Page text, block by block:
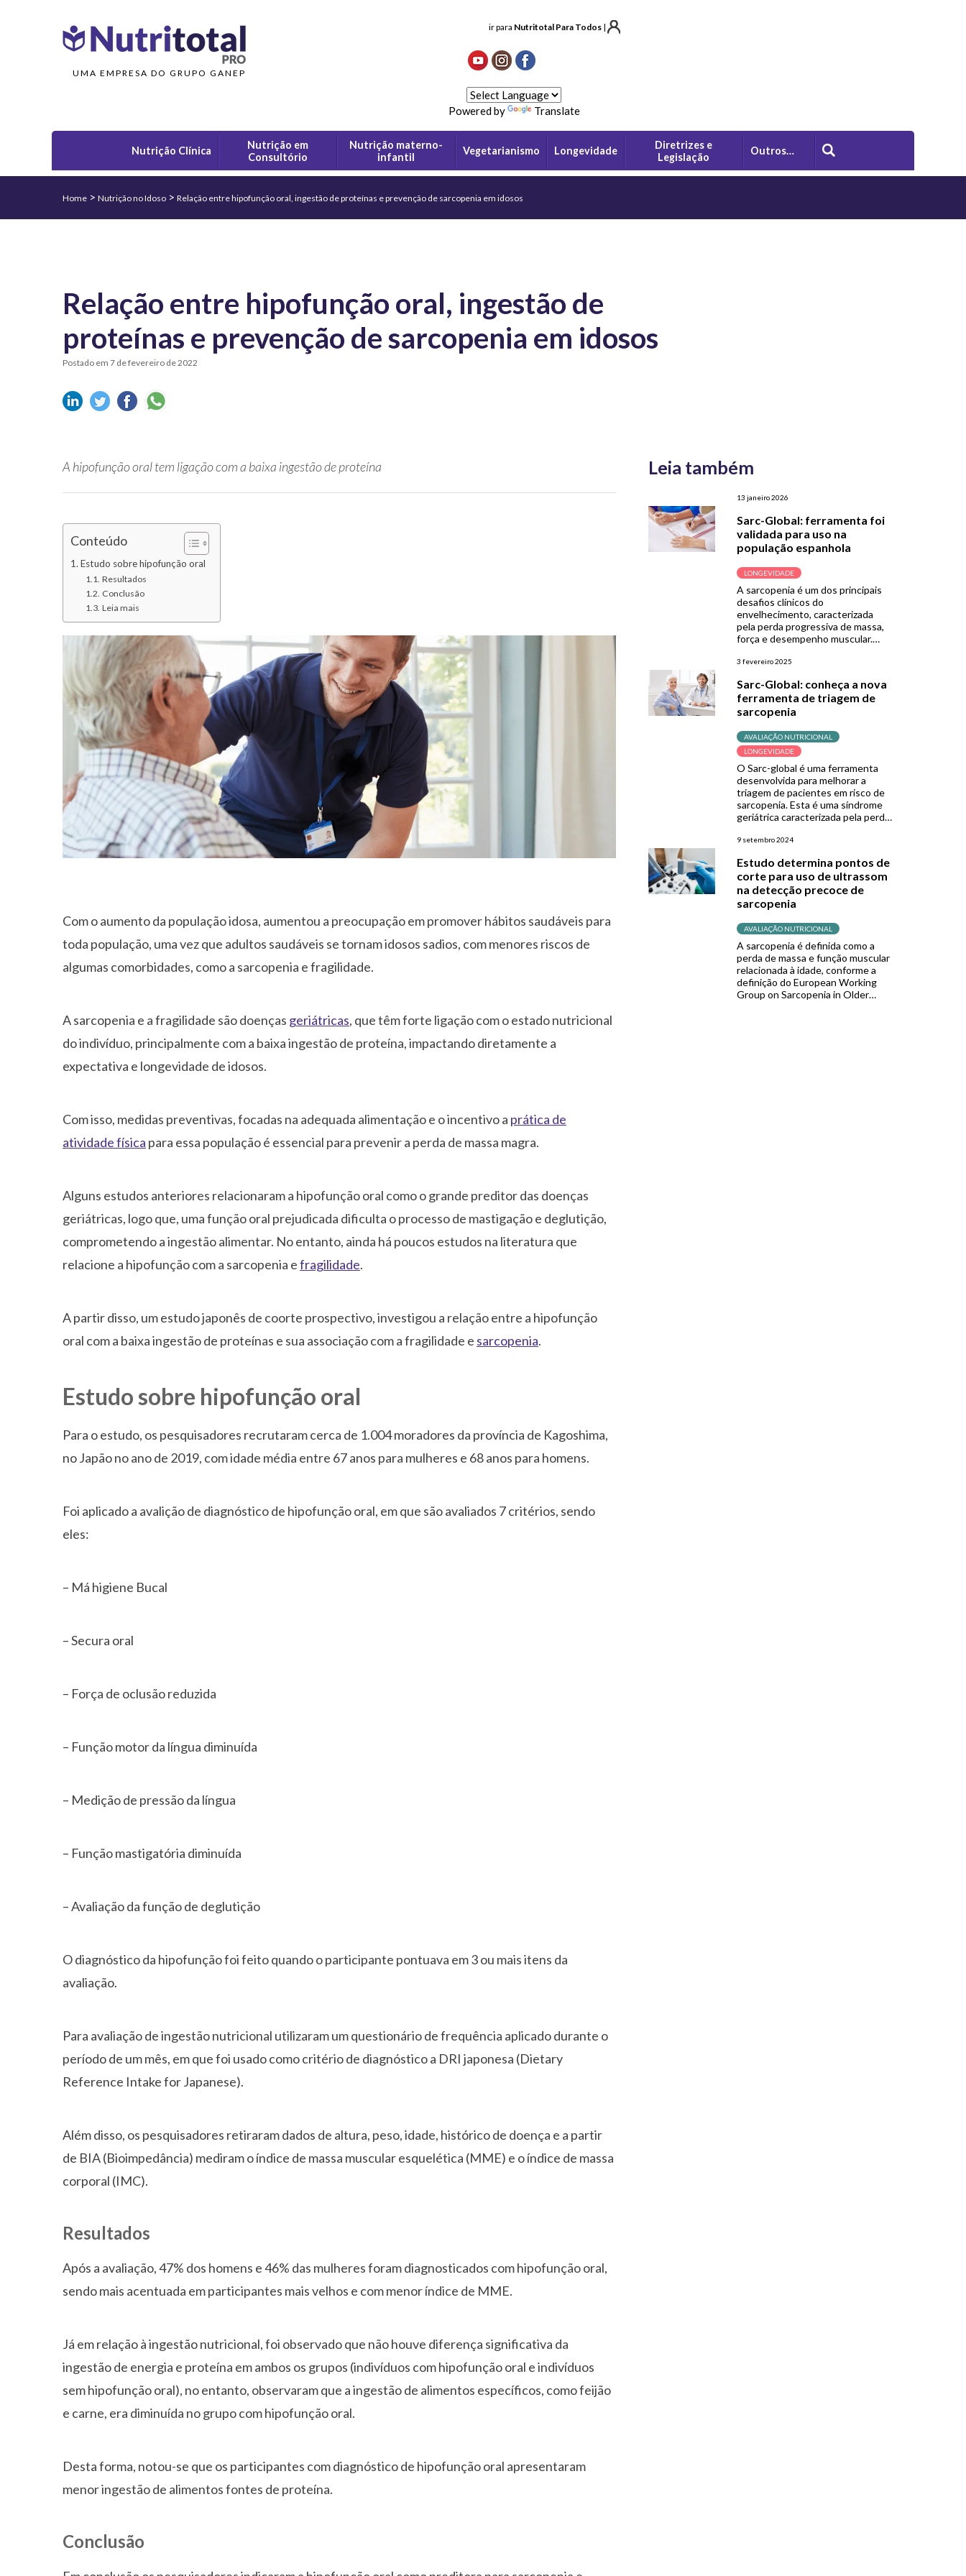
UMA EMPRESA DO GRUPO GANEP
Powered by Translate
ir para Nutritotal Para Todos |
Nutrição Clínica
Nutrição em
Consultório
Nutrição materno-
infantil
Vegetarianismo Longevidade
Diretrizes e
Legislação
Outros…
Home > Nutrição no Idoso > Relação entre hipofunção oral, ingestão de proteínas e prevenção de sarcopenia em idosos
Relação entre hipofunção oral, ingestão de
proteínas e prevenção de sarcopenia em idosos
Postado em 7 de fevereiro de 2022
A hipofunção oral tem ligação com a baixa ingestão de proteína
Conteúdo
Estudo sobre hipofunção oral
Resultados
Conclusão
Leia mais
Com o aumento da população idosa, aumentou a preocupação em promover hábitos saudáveis para
toda população, uma vez que adultos saudáveis se tornam idosos sadios, com menores riscos de
algumas comorbidades, como a sarcopenia e fragilidade.
A sarcopenia e a fragilidade são doenças geriátricas, que têm forte ligação com o estado nutricional
do indivíduo, principalmente com a baixa ingestão de proteína, impactando diretamente a
expectativa e longevidade de idosos.
Com isso, medidas preventivas, focadas na adequada alimentação e o incentivo a prática de
atividade física para essa população é essencial para prevenir a perda de massa magra.
Alguns estudos anteriores relacionaram a hipofunção oral como o grande preditor das doenças
geriátricas, logo que, uma função oral prejudicada dificulta o processo de mastigação e deglutição,
comprometendo a ingestão alimentar. No entanto, ainda há poucos estudos na literatura que
relacione a hipofunção com a sarcopenia efragilidade.
A partir disso, um estudo japonês de coorte prospectivo, investigou a relação entre a hipofunção
oral com a baixa ingestão de proteínas e sua associação com a fragilidade e sarcopenia.
Estudo sobre hipofunção oral
Para o estudo, os pesquisadores recrutaram cerca de 1.004 moradores da província de Kagoshima,
no Japão no ano de 2019, com idade média entre 67 anos para mulheres e 68 anos para homens.
Foi aplicado a avalição de diagnóstico de hipofunção oral, em que são avaliados 7 critérios, sendo
eles:
– Má higiene Bucal
– Secura oral
– Força de oclusão reduzida
– Função motor da língua diminuída
– Medição de pressão da língua
– Função mastigatória diminuída
– Avaliação da função de deglutição
O diagnóstico da hipofunção foi feito quando o participante pontuava em 3 ou mais itens da
avaliação.
Para avaliação de ingestão nutricional utilizaram um questionário de frequência aplicado durante o
período de um mês, em que foi usado como critério de diagnóstico a DRI japonesa (Dietary
Reference Intake for Japanese).
Além disso, os pesquisadores retiraram dados de altura, peso, idade, histórico de doença e a partir
de BIA (Bioimpedância) mediram o índice de massa muscular esquelética (MME) e o índice de massa
corporal (IMC).
Resultados
Após a avaliação, 47% dos homens e 46% das mulheres foram diagnosticados com hipofunção oral,
sendo mais acentuada em participantes mais velhos e com menor índice de MME.
Já em relação à ingestão nutricional, foi observado que não houve diferença significativa da
ingestão de energia e proteína em ambos os grupos (indivíduos com hipofunção oral e indivíduos
sem hipofunção oral), no entanto, observaram que a ingestão de alimentos específicos, como feijão
e carne, era diminuída no grupo com hipofunção oral.
Desta forma, notou-se que os participantes com diagnóstico de hipofunção oral apresentaram
menor ingestão de alimentos fontes de proteína.
Conclusão
Leia também
13 janeiro 2026
Sarc-Global: ferramenta foi
validada para uso na
população espanhola
LONGEVIDADE
A sarcopenia é um dos principais
desafios clínicos do
envelhecimento, caracterizada
pela perda progressiva de massa,
força e desempenho muscular.
OMS desde 2016 e presente em
acima de 60 anos, ela reforça a
necessidade de instrumentos
mais precisos de avaliação, entre
3 fevereiro 2025
Sarc-Global: conheça a nova
ferramenta de triagem de
sarcopenia
AVALIAÇÃO NUTRICIONAL
LONGEVIDADE
O Sarc-global é uma ferramenta
desenvolvida para melhorar a
triagem de pacientes em risco de
sarcopenia. Esta é uma síndrome
geriátrica caracterizada pela perda
força, capaz de aumentar o risco
redução da qualidade de vida.
Embora existam ferramentas como
o Sarc-F e o Sarc-CalF para
rastrear […]
9 setembro 2024
Estudo determina pontos de
corte para uso de ultrassom
na detecção precoce de
sarcopenia
AVALIAÇÃO NUTRICIONAL
A sarcopenia é definida como a
perda de massa e função muscular
relacionada à idade, conforme a
definição do European Working
Group on Sarcopenia in Older